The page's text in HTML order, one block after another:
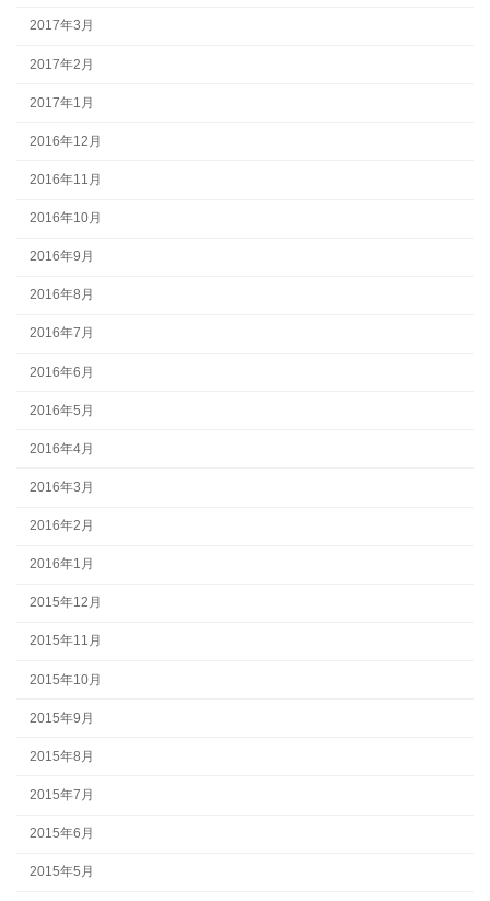
2017年3月
2017年2月
2017年1月
2016年12月
2016年11月
2016年10月
2016年9月
2016年8月
2016年7月
2016年6月
2016年5月
2016年4月
2016年3月
2016年2月
2016年1月
2015年12月
2015年11月
2015年10月
2015年9月
2015年8月
2015年7月
2015年6月
2015年5月